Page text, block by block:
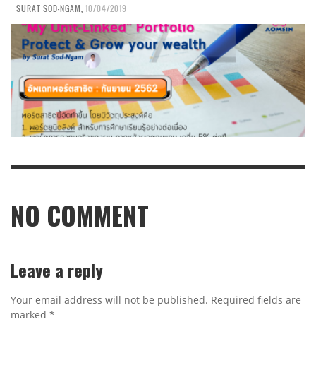
SURAT SOD-NGAM 10/04/2019
NO COMMENT
Leave a reply
Your email address will not be published. Required fields are
marked *